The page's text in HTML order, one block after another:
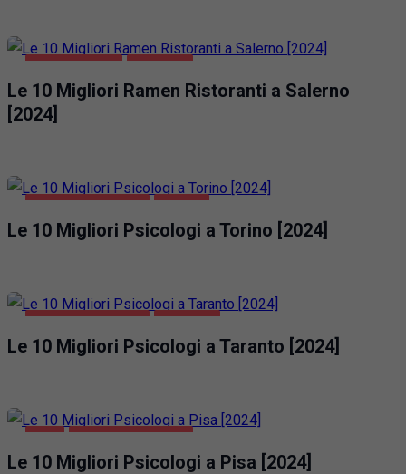
GASTRONOMIA SALERNO
Le 10 Migliori Ramen Ristoranti a Salerno
[2024]
SALUTE E BELLEZZA TORINO
Le 10 Migliori Psicologi a Torino [2024]
SALUTE E BELLEZZA TARANTO
Le 10 Migliori Psicologi a Taranto [2024]
PISA SALUTE E BELLEZZA
Le 10 Migliori Psicologi a Pisa [2024]